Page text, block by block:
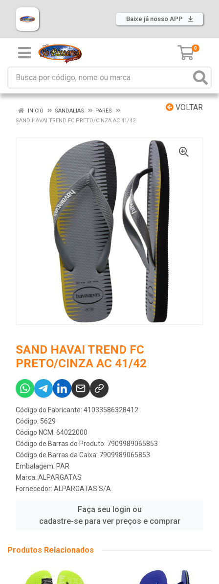
Baixe já nosso APP
0
VOLTAR
INÍCIO SANDALIAS
PARES
SAND HAVAI TREND FC PRETO/CINZA AC 41/42
SAND HAVAI TREND FC
PRETO/CINZA AC 41/42
Código do Fabricante: 41033586328412
Código: 5629
Código NCM: 64022000
Código de Barras do Produto: 7909989065853
Código de Barras da Caixa: 7909989065853
Embalagem: PAR
Marca: ALPARGATAS
Fornecedor: ALPARGATAS S/A
Faça seu login ou
cadastre-se para ver preços e comprar
Produtos Relacionados